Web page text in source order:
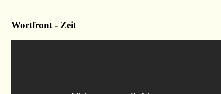
Wortfront - Zeit